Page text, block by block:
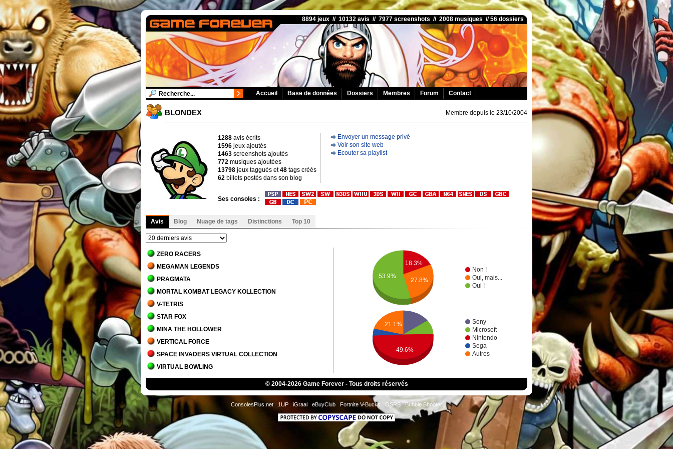
8894 jeux // 10132 avis // 7977 screenshots // 2008 musiques // 56 dossiers
Accueil Base de données Dossiers Membres Forum Contact
BLONDEX Membre depuis le 23/10/2004
1288 avis écrits
1596 jeux ajoutés
1463 screenshots ajoutés
772 musiques ajoutées
13798 jeux taggués et48 tags créés
62 billets postés dans son blog
Envoyer un message privé
Voir son site web
Ecouter sa playlist
Ses consoles :
Avis Blog Nuage de tags Distinctions Top 10
ZERO RACERS
MEGAMAN LEGENDS
PRAGMATA
MORTAL KOMBAT LEGACY KOLLECTION
V-TETRIS
STAR FOX
MINA THE HOLLOWER
VERTICAL FORCE
SPACE INVADERS VIRTUAL COLLECTION
VIRTUAL BOWLING
MORTAL KOMBAT 1
JACK BROS.
DETROIT - BECOME HUMAN
STAR WARS JEDI - SURVIVOR
MARIO'S TENNIS
THE MANSION OF INNSMOUTH
Non !
Oui, mais...
Oui !
18.3%
27.8%
53.9%
Sony
Microsoft
Nintendo
Sega
Autres
21.1%
49.6%
© 2004-2026 Game Forever - Tous droits réservés
ConsolesPlus.net 1UP iGraal eBuyClub Fortnite V-Bucks OSRS Bubble Shooter